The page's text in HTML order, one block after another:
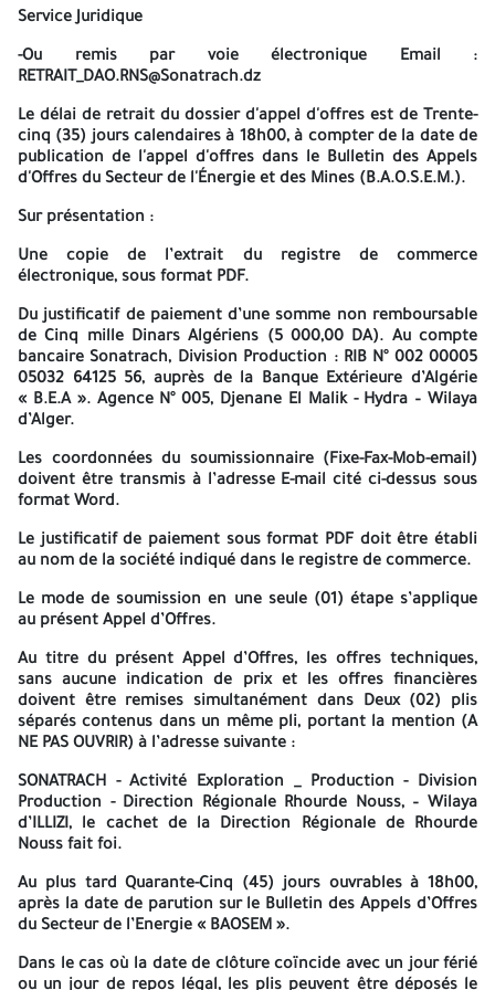
offres. La date et l’heure de la séance de l’ouverture des plis
seront communiquées aux soumissionnaires ayant retiré le DAO
dans une invitation qui leur sera transmise par e-mail ou fax. Les
conditions d’éligibilité : L’analyse des offres se fera sur la base
consistera-en : Ayant le code d’activité (du registre de
commerce électronique) correspondant à l’objet du présent
Dossier d’Appel d’Offres ; Ayant une situation financière saine
(extrait de rôle récent et apuré) ou assortie d’un calendrier de
résultats ainsi que les rapports du Commissaire aux comptes des
permettant d’exécuter le contrat de manière satisfaisante ;
Historique des litiges passés et en cours des trois (03) dernières
pour les travaux considérés durant lesquelles ils ont réalisé, sans
défaillance, au moins (Au moins Deux (02) Contrats) similaire
conforme à l’objet du dossier d’appel d’offres justifiée par Deux
(02) attestations de bonne fin d’exécution et/ou deux (02)
copies de contrats réalisés avec PV de réception définitive
signé ; Moyens humains et matériels. Disposition de matériels et
équipements essentiels. Copie du reçu du versement des frais de
retrait du DAO libellé au nom du Soumissionnaire Fiches
techniques avec manuels d’utilisation (pour la fourniture). PV
visite sur site (PV signé). Offre technique proprement dite (Plan
d’exécution du contrat). Dossier administratif (IS :7.2.2.2) .
Déclaration à souscrire Lettre de confidentialité Lettre Règles
d’offres paraphée avec la mention « Lu et accepté » sur la
dernière page. Le Projet du contrat paraphé Les plis contenant
des Soumissionnaires qui souhaitent y assister ou de leurs
représentants dûment désignés lors de la séance d’ouverture et
d’examen des offres financières qui se déroulera à la date, a
l’heure et à l’adresse mentionnées dans l’invitation qui sera
adressée aux seuls Soumissionnaires dont les offres techniques
Les Soumissionnaires resteront engagés par leurs offres pour
une durée de cent vingt (120) jours calendaires à partir de la
date d’ouverture des plis contenant les offres techniques. A -=-=-
SONATRACH
Activite ExPloration-production
Division Production
Service Juridique
-Ou remis par voie électronique Email :
RETRAIT_DAO.RNS@Sonatrach.dz
Le délai de retrait du dossier d'appel d'offres est de Trente-
cinq (35) jours calendaires à 18h00, à compter de la date de
publication de l'appel d'offres dans le Bulletin des Appels
d'Offres du Secteur de l'Énergie et des Mines (B.A.O.S.E.M.).
Sur présentation :
Une copie de l’extrait du registre de commerce
électronique, sous format PDF.
Du justificatif de paiement d’une somme non remboursable
deCinq mille Dinars Algériens (5 000,00 DA). Au compte
bancaire Sonatrach, Division Production : RIB N° 002 00005
05032 64125 56, auprès de la Banque Extérieure d’Algérie
« B.E.A ». Agence N° 005, Djenane El Malik - Hydra – Wilaya
d’Alger.
Les coordonnées du soumissionnaire (Fixe-Fax-Mob-email)
doivent être transmis à l’adresse E-mail cité ci-dessus sous
format Word.
Le justificatif de paiement sous format PDF doit être établi
au nom de la société indiqué dans le registre de commerce.
Le mode de soumission en une seule (01) étapes’applique
au présent Appel d’Offres.
Au titre du présent Appel d’Offres, les offres techniques,
sans aucune indication de prix et les offres financières
doivent être remises simultanément dans Deux (02) plis
séparés contenus dans un même pli, portant la mention (A
NE PAS OUVRIR) à l’adresse suivante :
SONATRACH - Activité Exploration _ Production - Division
Production - Direction Régionale Rhourde Nouss,– Wilaya
d’ILLIZI, le cachet de la Direction Régionale de Rhourde
Nouss fait foi.
Au plus tardQuarante-Cinq (45) jours ouvrablesà 18h00,
après la date de parution sur le Bulletin des Appels d’Offres
du Secteur de l’Energie « BAOSEM ».
Dans le cas où la date de clôture coïncide avec un jour férié